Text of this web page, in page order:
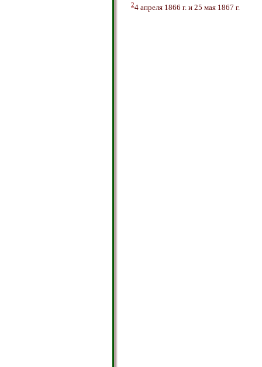
24 апреля 1866 г. и 25 мая 1867 г.